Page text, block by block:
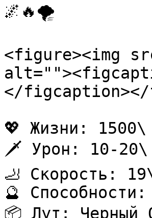
🌌🔥🌪️
<figure><img
</
💖 Жизни: 1500\
🗡️ Урон: 10-20\
🦶 Скорость:
🔮
📦 Лут: Черный